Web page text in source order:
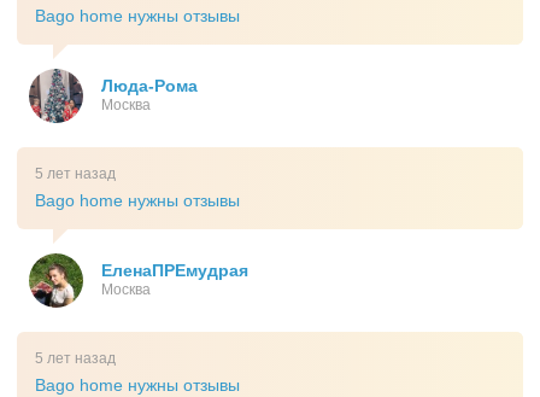
Bago home нужны отзывы
Люда-Рома
Москва
5 лет назад
Bago home нужны отзывы
ЕленаПРЕмудрая
Москва
5 лет назад
Bago home нужны отзывы